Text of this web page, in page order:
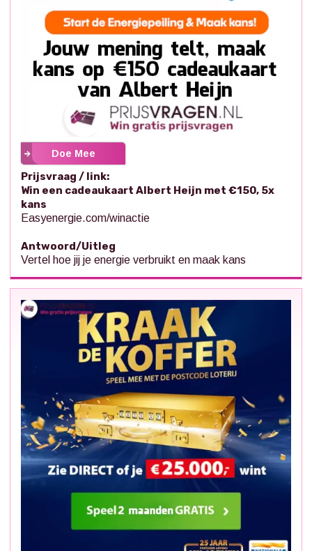
Doe Mee
Prijsvraag / link:
Win een cadeaukaart Albert Heijn met €150, 5x
kans
Easyenergie.com/winactie
Antwoord/Uitleg
Vertel hoe jij je energie verbruikt en maak kans